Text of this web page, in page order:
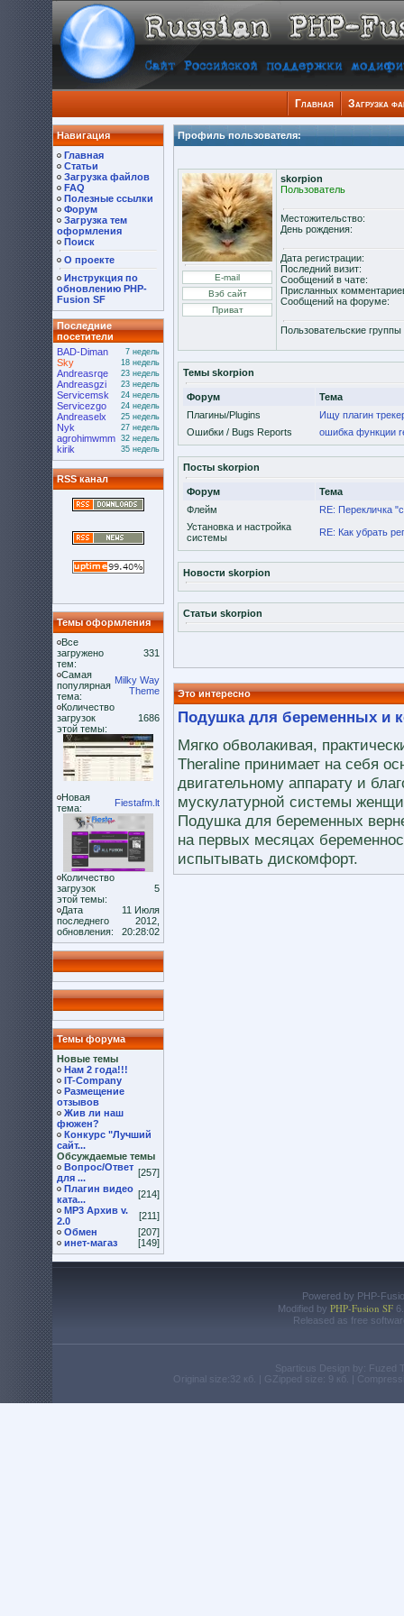
Главная Загрузка
Навигация
Главная
Статьи
Загрузка файлов
FAQ
Полезные ссылки
Форум
Загрузка тем
оформления
Поиск
О проекте
Инструкция по
обновлению PHP-
Fusion SF
Последние
посетители
BAD-Diman
7 недель
Sky 18 недель
Andreasrqe 23 недель
Andreasgzi 23 недель
Servicemsk 24 недель
Servicezgo 24 недель
Andreaselx 25 недель
Nyk 27 недель
agrohimwmm 32 недель
kirik 35 недель
RSS канал
Темы оформления
Все
загружено
тем:
331
Самая
популярная
тема:
Milky Way
Theme
Количество
загрузок
этой темы:
1686
Новая
тема:
Fiestafm.lt
Количество
загрузок
этой темы:
5
Дата
последнего
обновления:
11 Июля
2012,
20:28:02
Темы форума
Новые темы
Нам 2 года!!!
IT-Company
Размещение
отзывов
Жив ли наш
фюжен?
Конкурс "Лучший
сайт...
Обсуждаемые темы
Вопрос/Ответ
для ...
[257]
Плагин видео
ката...
[214]
MP3 Архив v.
2.0
[211]
Обмен
[207]
инет-магаз
[149]
Профиль пользователя:
skorpion
Пользователь
Местожительство:
День рождения:
Дата регистрации:
Последний визит:
Сообщений в чате:
Присланных
Сообщений на форуме:
Пользовательские группы
Темы skorpion
Форум
Тема
Плагины/Plugins
Ищу плагин
Ошибки / Bugs Reports
ошибка функции
Посты skorpion
Форум
Тема
Флейм
RE: Перекличка
Установка и настройка
системы
RE: Как убрать
Новости skorpion
Статьи skorpion
Это интересно
Подушка для беременных и
Мягко обволакивая,
Theraline принимает на себя
двигательному аппарату и
мускулатурной системы
Подушка для беременных
на первых месяцах
испытывать дискомфорт.
Powered by PHP-
Modified by PHP-Fusion SF
Released as free
Sparticus Design by: Fuzed
Original size:32 кб. | GZipped size: 9 кб. |